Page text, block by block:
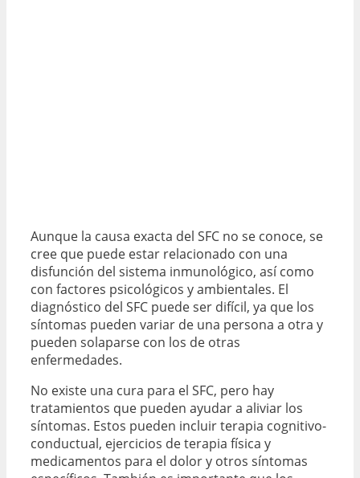
Aunque la causa exacta del SFC no se conoce, se
cree que puede estar relacionado con una
disfunción del sistema inmunológico, así como
con factores psicológicos y ambientales. El
diagnóstico del SFC puede ser difícil, ya que los
síntomas pueden variar de una persona a otra y
pueden solaparse con los de otras
enfermedades.
No existe una cura para el SFC, pero hay
tratamientos que pueden ayudar a aliviar los
síntomas. Estos pueden incluir terapia cognitivo-
conductual, ejercicios de terapia física y
medicamentos para el dolor y otros síntomas